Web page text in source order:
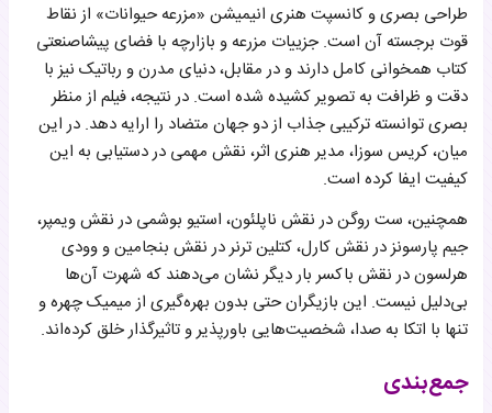
طراحی بصری و کانسپت هنری انیمیشن «مزرعه حیوانات» از نقاط
قوت برجسته آن است. جزییات مزرعه و بازارچه با فضای پیشاصنعتی
کتاب همخوانی کامل دارند و در مقابل، دنیای مدرن و رباتیک نیز با
دقت و ظرافت به تصویر کشیده شده است. در نتیجه، فیلم از منظر
بصری توانسته ترکیبی جذاب از دو جهان متضاد را ارایه دهد. در این
میان، کریس سوزا، مدیر هنری اثر، نقش مهمی در دستیابی به این
کیفیت ایفا کرده است.
همچنین، ست روگن در نقش ناپلئون، استیو بوشمی در نقش ویمپر،
جیم پارسونز در نقش کارل، کتلین ترنر در نقش بنجامین و وودی
هرلسون در نقش باکسر بار دیگر نشان می‌دهند که شهرت آن‌ها
بی‌دلیل نیست. این بازیگران حتی بدون بهره‌گیری از میمیک چهره و
تنها با اتکا به صدا، شخصیت‌هایی باورپذیر و تاثیرگذار خلق کرده‌اند.
جمع‌بندی